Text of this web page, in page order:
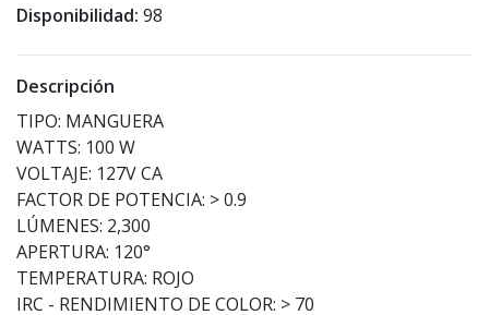
Disponibilidad: 98
Descripción
TIPO: MANGUERA
WATTS: 100 W
VOLTAJE: 127V CA
FACTOR DE POTENCIA: > 0.9
LÚMENES: 2,300
APERTURA: 120°
TEMPERATURA: ROJO
IRC - RENDIMIENTO DE COLOR: > 70